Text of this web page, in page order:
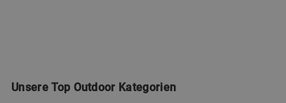
Unsere Top Outdoor Kategorien